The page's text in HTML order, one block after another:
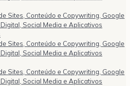
Sites, Conteúdo e Copywriting, Google
Social Media e Aplicativos
Sites, Conteúdo e Copywriting, Google
Social Media e Aplicativos
Sites, Conteúdo e Copywriting, Google
Social Media e Aplicativos